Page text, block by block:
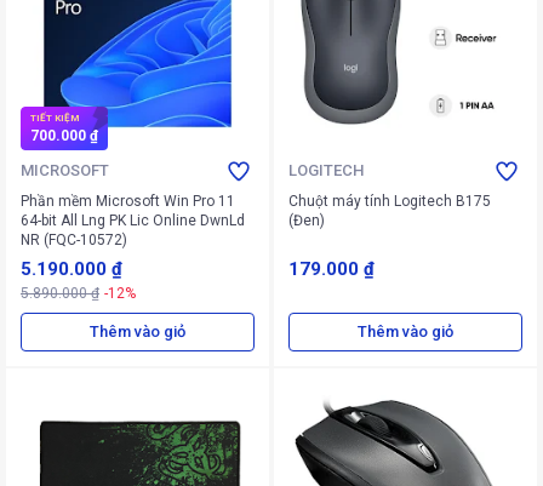
TIẾT KIỆM
700.000 ₫
MICROSOFT
Phần mềm Microsoft Win Pro 11
64-bit All Lng PK Lic Online DwnLd
NR (FQC-10572)
5.190.000 ₫
5.890.000 ₫ -12%
Thêm vào giỏ
LOGITECH
Chuột máy tính Logitech B175
(Đen)
179.000 ₫
Thêm vào giỏ